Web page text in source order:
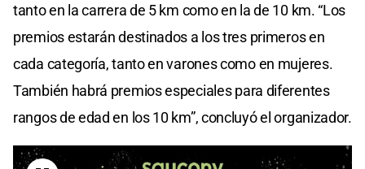
tanto en la carrera de 5 km como en la de 10 km. “Los
premios estarán destinados a los tres primeros en
cada categoría, tanto en varones como en mujeres.
También habrá premios especiales para diferentes
rangos de edad en los 10 km”, concluyó el organizador.